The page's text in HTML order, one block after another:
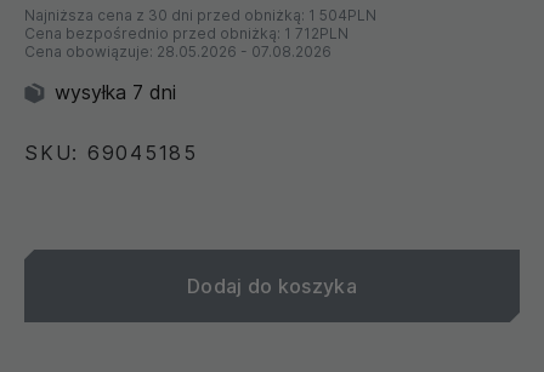
Najniższa cena z 30 dni przed obniżką: 1 504PLN
Cena bezpośrednio przed obniżką: 1 712PLN
Cena obowiązuje: 28.05.2026 - 07.08.2026
wysyłka 7 dni
SKU: 69045185
Dodaj do koszyka